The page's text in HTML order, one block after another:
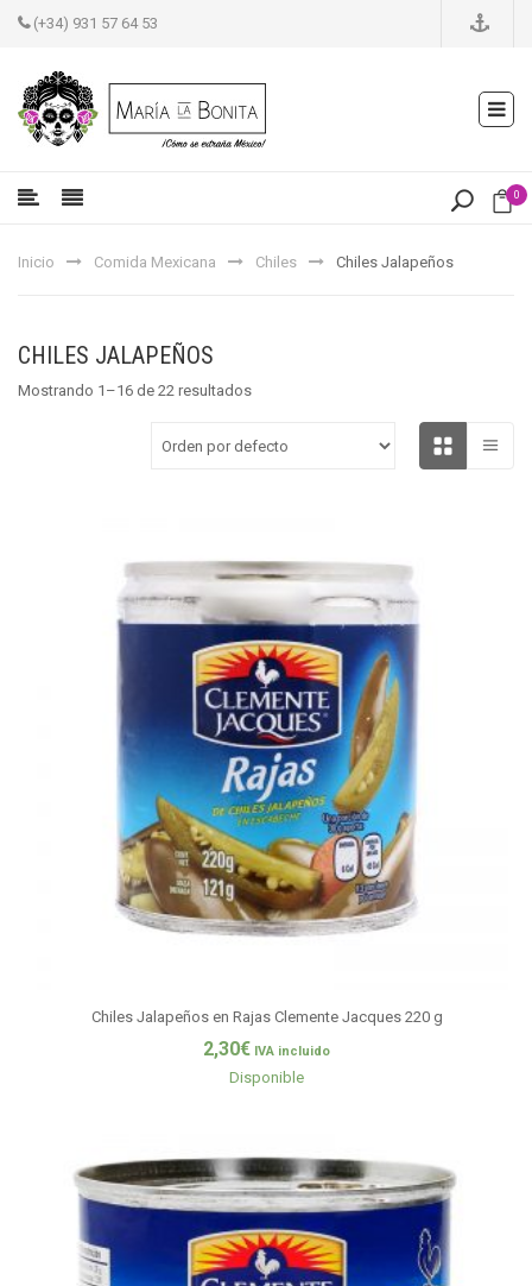
(+34) 931 57 64 53
0
Inicio Comida Mexicana Chiles Chiles Jalapeños
CHILES JALAPEÑOS
Mostrando 1–16 de 22 resultados
Chiles Jalapeños en Rajas Clemente Jacques 220 g
2,30€ IVA incluido
Disponible